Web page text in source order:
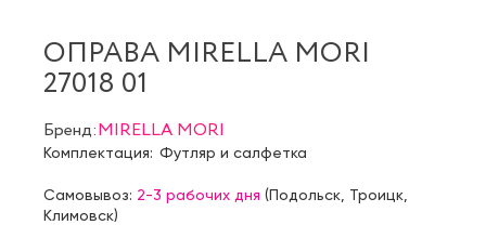
ОПРАВА MIRELLA MORI
27018 01
Бренд:MIRELLA MORI
Комплектация: Футляр и салфетка
Самовывоз: 2-3 рабочих дня (Подольск Троицк
Климовск)